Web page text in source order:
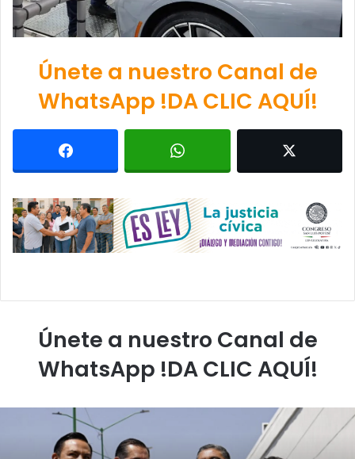
Únete a nuestro Canal de
WhatsApp !DA CLIC AQUÍ!
Únete a nuestro Canal de
WhatsApp !DA CLIC AQUÍ!